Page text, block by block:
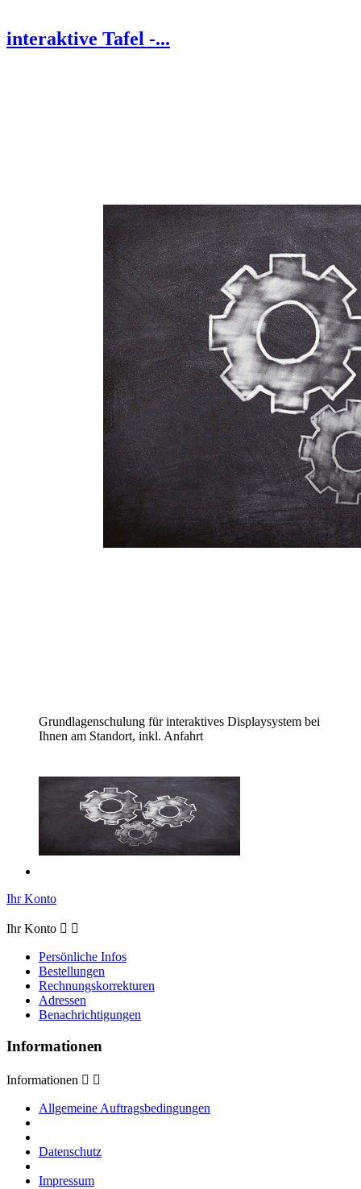
interaktive Tafel -...
Grundlagenschulung für interaktives Displaysystem bei
Ihnen am Standort, inkl. Anfahrt
Ihr Konto
Ihr Konto  
Persönliche Infos
Bestellungen
Rechnungskorrekturen
Adressen
Benachrichtigungen
Informationen
Informationen  
Allgemeine Auftragsbedingungen
Datenschutz
Impressum